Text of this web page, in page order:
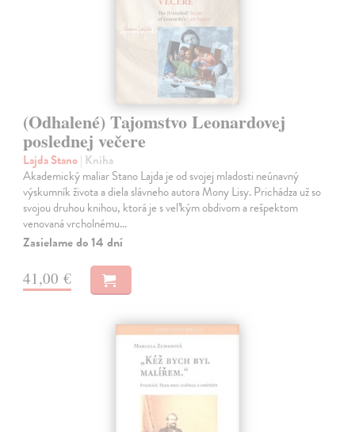
(Odhalené) Tajomstvo Leonardovej
poslednej večere
Lajda Stano| Kniha
Akademický maliar Stano Lajda je od svojej mladosti neúnavný
výskumník života a diela slávneho autora Mony Lisy. Prichádza už so
svojou druhou knihou, ktorá je s veľkým obdivom a rešpektom
venovaná vrcholnému…
Zasielame do 14 dní
41,00 €